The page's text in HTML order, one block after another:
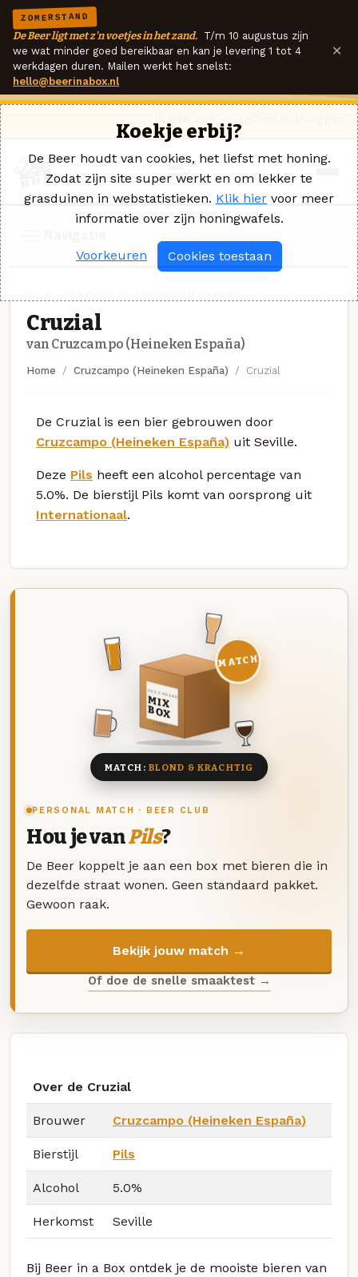
ZOMERSTAND
De Beer ligt met z'n voetjes in het zand. T/m 10 augustus zijn
we wat minder goed bereikbaar en kan je levering 1 tot 4
werkdagen duren. Mailen werkt het snelst:
hello@beerinabox.nl
×
Cruzial
van Cruzcampo (Heineken España)
Home Cruzcampo (Heineken España) Cruzial
De Cruzial is een bier gebrouwen door
Cruzcampo (Heineken España) uit Seville.
Deze Pils heeft een alcohol percentage van
5.0%. De bierstijl Pils komt van oorsprong uit
Internationaal.
PERSONAL MATCH · BEER CLUB
Hou je vanPils?
De Beer koppelt je aan een box met bieren die in
dezelfde straat wonen. Geen standaard pakket.
Gewoon raak.
Bekijk jouw match →
Of doe de snelle smaaktest →
DEZE MAAND
MIX
BOX
8 BIEREN
MATCH
MATCH: BLOND & KRACHTIG
Over de Cruzial
Brouwer Cruzcampo (Heineken España)
Bierstijl Pils
Alcohol 5.0%
Herkomst Seville
Bij Beer in a Box ontdek je de mooiste bieren van
Koekje erbij?
De Beer houdt van cookies, het liefst met honing.
Zodat zijn site super werkt en om lekker te
grasduinen in webstatistieken. Klik hier voor meer
informatie over zijn honingwafels.
Voorkeuren Cookies toestaan